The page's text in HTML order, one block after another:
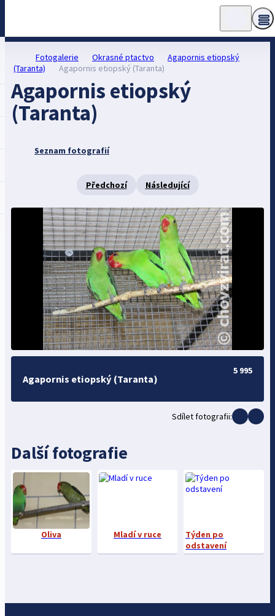
Fotogalerie Okrasné ptactvo
Agapornis etiopský
(Taranta)
Agapornis etiopský (Taranta)
Agapornis etiopský
(Taranta)
Seznam fotografií
Předchozí Následující
Agapornis etiopský (Taranta)
5 995
Sdílet fotografii:
Další fotografie
Oliva Mladí v ruce
Týden po
odstavení